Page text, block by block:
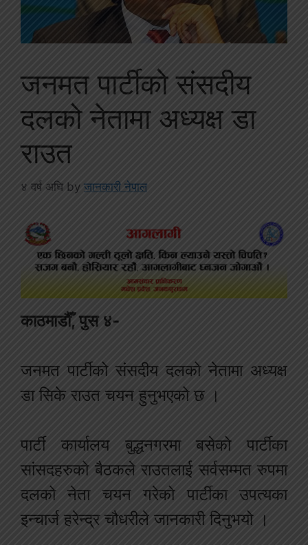
जनमत पार्टीको संसदीय
दलको नेतामा अध्यक्ष डा
राउत
४ वर्ष अघि by जानकारी नेपाल
काठमाडौँ, पुस ४-
जनमत पार्टीको संसदीय दलको नेतामा अध्यक्ष
डा सिके राउत चयन हुनुभएको छ ।
पार्टी कार्यालय बुद्धनगरमा बसेको पार्टीका
सांसदहरुको बैठकले राउतलाई सर्वसम्मत रुपमा
दलको नेता चयन गरेको पार्टीका उपत्यका
इन्चार्ज हरेन्द्र चौधरीले जानकारी दिनुभयो ।